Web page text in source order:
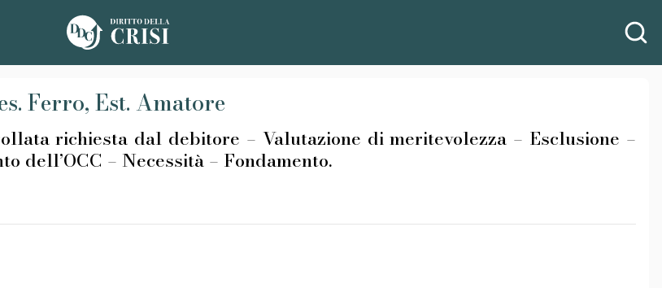
Ferro, Est. Amatore
richiesta dal debitore – Valutazione di meritevolezza – Esclusione –
dell’OCC – Necessità – Fondamento.